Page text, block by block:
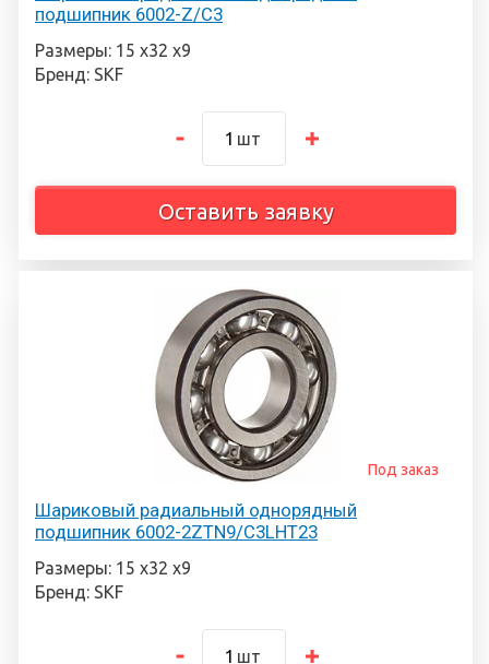
подшипник 6002-Z/C3
Размеры: 15 х32 х9
Бренд: SKF
шт
Оставить заявку
Шариковый радиальный однорядный
подшипник 6002-2ZTN9/C3LHT23
Под заказ
Размеры: 15 х32 х9
Бренд: SKF
шт